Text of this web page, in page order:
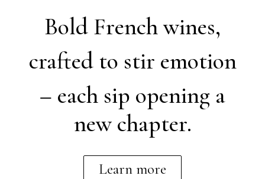
Bold French wines,
crafted to stir emotion
– each sip opening a
new chapter.
Learn more